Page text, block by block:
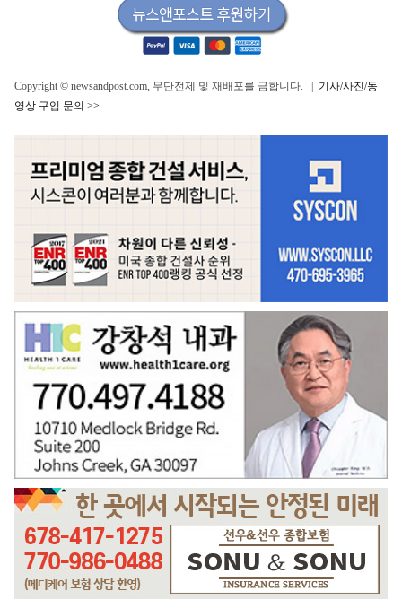
Copyright © newsandpost.com, 무단전제 및 재배포를 금합니다. | 기사/사진/동
영상 구입 문의 >>